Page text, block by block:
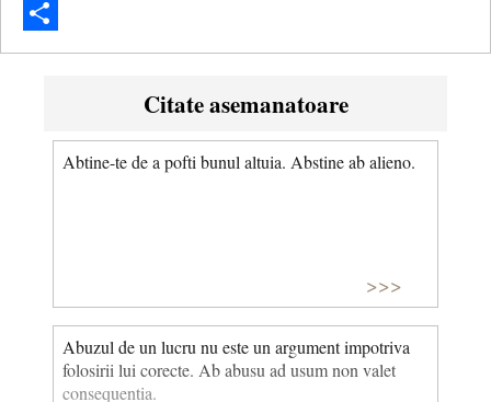
Email
Share
Citate asemanatoare
Abtine-te de a pofti bunul altuia. Abstine ab alieno.
>>>
Abuzul de un lucru nu este un argument impotriva
folosirii lui corecte. Ab abusu ad usum non valet
consequentia.